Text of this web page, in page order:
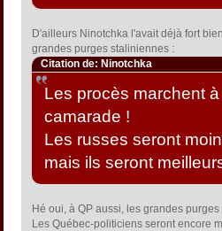
D'ailleurs Ninotchka l'avait déjà fort
grandes purges staliniennes :
Citation de: Ninotchka
Les procès marchent
camarade !
Les russes seront
mais ils seront
Hé oui, à QP aussi, les grandes
Les Québec-politiciens seront encore